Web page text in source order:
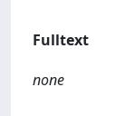
Fulltext
none